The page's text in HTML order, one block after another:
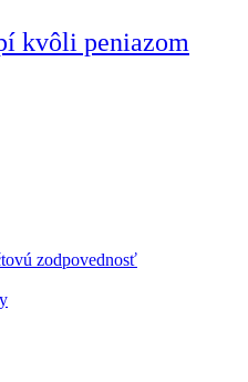
kvôli peniazom
zodpovednosť